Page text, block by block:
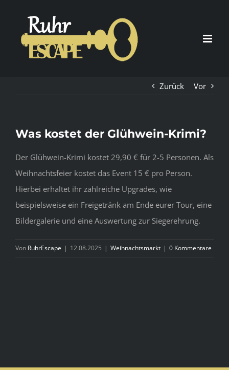
springen
Zurück Vor
Was kostet der Glühwein-Krimi?
Der Glühwein-Krimi kostet 29,90 € für 2-5 Personen. Als
Weihnachtsfeier kostet das Event 15 € pro Person.
Hierbei erhaltet ihr zahlreiche Upgrades, wie
beispielsweise ein Freigetränk am Ende eurer Tour, eine
Bildergalerie und eine Auswertung zur Siegerehrung.
Von RuhrEscape | 12.08.2025 | Weihnachtsmarkt | 0 Kommentare